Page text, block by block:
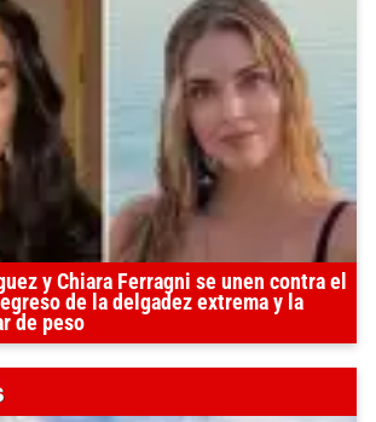
y Chiara Ferragni se unen contra el
de la delgadez extrema y la
de peso